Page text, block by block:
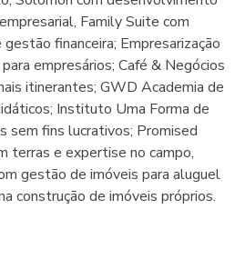
Family Suite com
financeira; Empresarização
empresários; Café & Negócios
itinerantes; GWD Academia de
Instituto Uma Forma de
sem fins lucrativos; Promised
terras e expertise no campo,
gestão de imóveis para aluguel
construção de imóveis próprios.